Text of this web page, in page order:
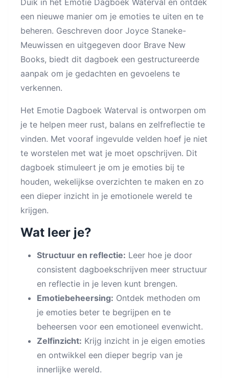
Duik in het Emotie Dagboek Waterval en ontdek
een nieuwe manier om je emoties te uiten en te
beheren. Geschreven door Joyce Staneke-
Meuwissen en uitgegeven door Brave New
Books, biedt dit dagboek een gestructureerde
aanpak om je gedachten en gevoelens te
verkennen.
Het Emotie Dagboek Waterval is ontworpen om
je te helpen meer rust, balans en zelfreflectie te
vinden. Met vooraf ingevulde velden hoef je niet
te worstelen met wat je moet opschrijven. Dit
dagboek stimuleert je om je emoties bij te
houden, wekelijkse overzichten te maken en zo
een dieper inzicht in je emotionele wereld te
krijgen.
Wat leer je?
Structuur en reflectie: Leer hoe je door
consistent dagboekschrijven meer structuur
en reflectie in je leven kunt brengen.
Emotiebeheersing: Ontdek methoden om
je emoties beter te begrijpen en te
beheersen voor een emotioneel evenwicht.
Zelfinzicht: Krijg inzicht in je eigen emoties
en ontwikkel een dieper begrip van je
innerlijke wereld.